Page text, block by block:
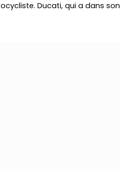
Ducati, qui a dans son